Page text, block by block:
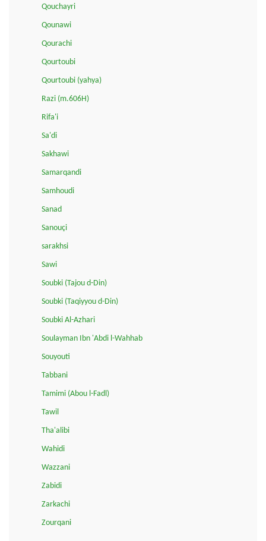
Qouchayri
Qounawi
Qourachi
Qourtoubi
Qourtoubi (yahya)
Razi (m.606H)
Rifa'i
Sa'di
Sakhawi
Samarqandi
Samhoudi
Sanad
Sanouçi
sarakhsi
Sawi
Soubki (Tajou d-Din)
Soubki (Taqiyyou d-Din)
Soubki Al-Azhari
Soulayman Ibn 'Abdi l-Wahhab
Souyouti
Tabbani
Tamimi (Abou l-Fadl)
Tawil
Tha'alibi
Wahidi
Wazzani
Zabidi
Zarkachi
Zourqani